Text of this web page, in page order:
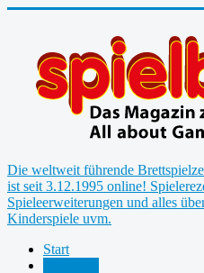
Die weltweit führende
ist seit 3.12.1995 online!
Spieleerweiterungen und alles
Kinderspiele uvm.
Start